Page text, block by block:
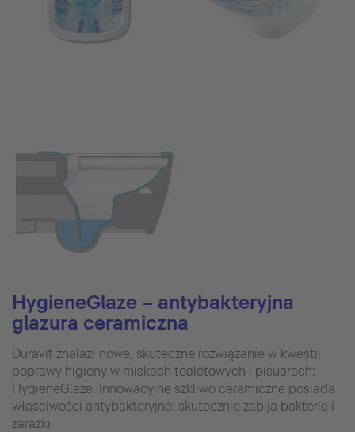
HygieneGlaze – antybakteryjna
glazura ceramiczna
Duravit znalazł nowe, skuteczne rozwiązanie w kwestii
poprawy higieny w miskach toaletowych i pisuarach:
HygieneGlaze. Innowacyjne szkliwo ceramiczne posiada
właściwości antybakteryjne: skutecznie zabija bakterie i
zarazki.